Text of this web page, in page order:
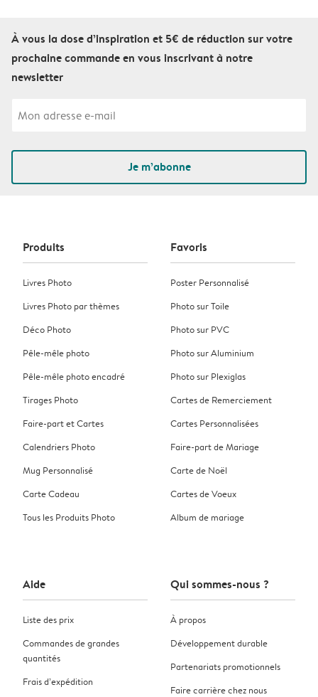
À vous la dose d’inspiration et 5€ de réduction sur votre
prochaine commande en vous inscrivant à notre
newsletter
Je m’abonne
Produits
Livres Photo
Livres Photo par thèmes
Déco Photo
Pêle-mêle photo
Pêle-mêle photo encadré
Tirages Photo
Faire-part et Cartes
Calendriers Photo
Mug Personnalisé
Carte Cadeau
Tous les Produits Photo
Favoris
Poster Personnalisé
Photo sur Toile
Photo sur PVC
Photo sur Aluminium
Photo sur Plexiglas
Cartes de Remerciement
Cartes Personnalisées
Faire-part de Mariage
Carte de Noël
Cartes de Voeux
Album de mariage
Aide
Liste des prix
Commandes de grandes
quantités
Frais d’expédition
Qui sommes-nous ?
À propos
Développement durable
Partenariats promotionnels
Faire carrière chez nous